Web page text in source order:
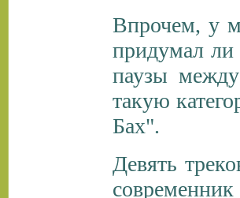
Впрочем, у
придумал ли
паузы
такую
Бах".
Девять